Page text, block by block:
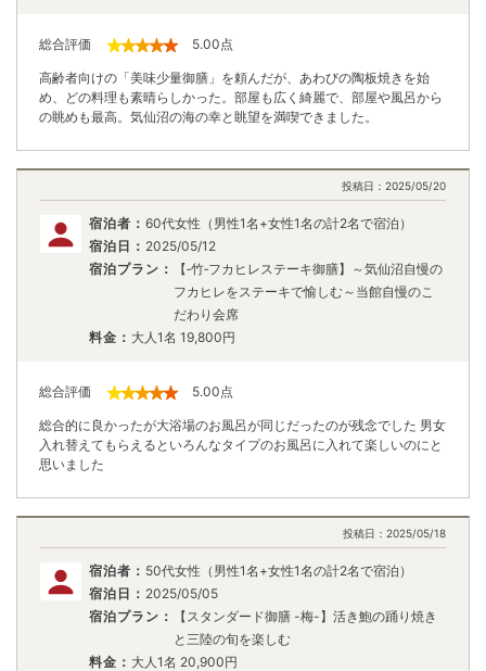
総合評価 5.00点
高齢者向けの「美味少量御膳」を頼んだが、あわびの陶板焼きを始
め、どの料理も素晴らしかった。部屋も広く綺麗で、部屋や風呂から
の眺めも最高。気仙沼の海の幸と眺望を満喫できました。
投稿日： 2025/05/20
宿泊者： 60代女性（男性1名+女性1名の計2名で宿泊）
宿泊日： 2025/05/12
宿泊プラン：
【‐竹‐フカヒレステーキ御膳】～気仙沼自慢の
フカヒレをステーキで愉しむ～当館自慢のこ
だわり会席
料金： 大人1名 19,800円
総合評価 5.00点
総合的に良かったが大浴場のお風呂が同じだったのが残念でした 男女
入れ替えてもらえるといろんなタイプのお風呂に入れて楽しいのにと
思いました
投稿日： 2025/05/18
宿泊者： 50代女性（男性1名+女性1名の計2名で宿泊）
宿泊日： 2025/05/05
宿泊プラン：
【スタンダード御膳 -梅-】活き鮑の踊り焼き
と三陸の旬を楽しむ
料金： 大人1名 20,900円